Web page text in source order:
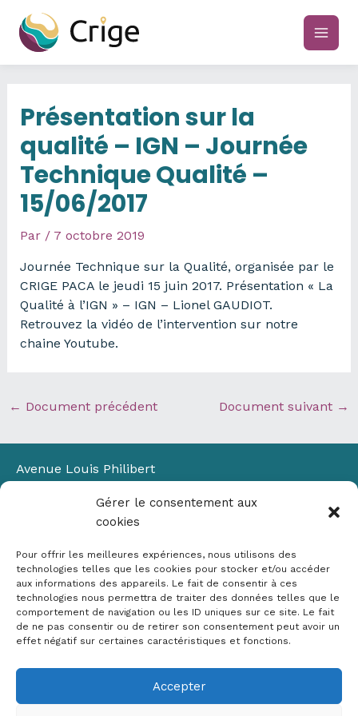
Gérer le consentement aux
cookies
Pour offrir les meilleures expériences, nous utilisons des
technologies telles que les cookies pour stocker et/ou accéder
aux informations des appareils. Le fait de consentir à ces
technologies nous permettra de traiter des données telles que le
comportement de navigation ou les ID uniques sur ce site. Le fait
de ne pas consentir ou de retirer son consentement peut avoir un
effet négatif sur certaines caractéristiques et fonctions.
Accepter
contenu
main
Présentation sur la
qualité – IGN – Journée
Technique Qualité –
15/06/2017
Par / 7 octobre 2019
Journée Technique sur la Qualité, organisée par le
CRIGE PACA le jeudi 15 juin 2017. Présentation « La
Qualité à l’IGN » – IGN – Lionel GAUDIOT.
Retrouvez la vidéo de l’intervention sur notre
chaine Youtube.
← Document précédent Document suivant →
Avenue Louis Philibert
Bâtiment Laennec
13100 Aix-en-Provence
✉ contact@crige-paca.org
Mentions légales